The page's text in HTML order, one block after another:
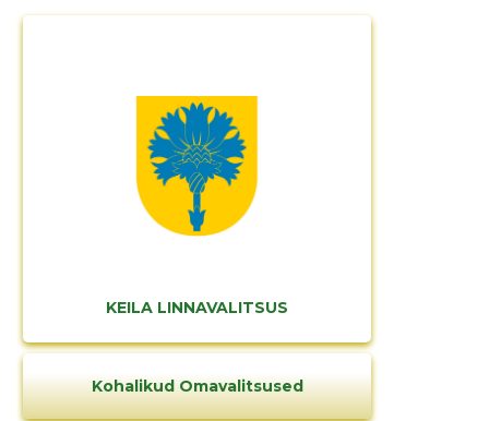
KEILA LINNAVALITSUS
Kohalikud Omavalitsused